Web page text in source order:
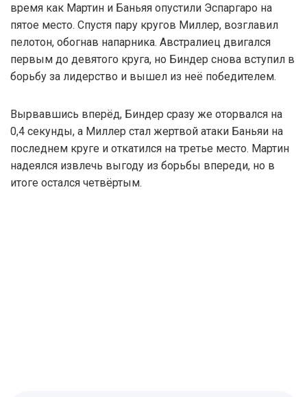
время как Мартин и Баньяя опустили Эспаргаро на
пятое место. Спустя пару кругов Миллер, возглавил
пелотон, обогнав напарника. Австралиец двигался
первым до девятого круга, но Биндер снова вступил в
борьбу за лидерство и вышел из неё победителем.
Вырвавшись вперёд, Биндер сразу же оторвался на
0,4 секунды, а Миллер стал жертвой атаки Баньяи на
последнем круге и откатился на третье место. Мартин
надеялся извлечь выгоду из борьбы впереди, но в
итоге остался четвёртым.